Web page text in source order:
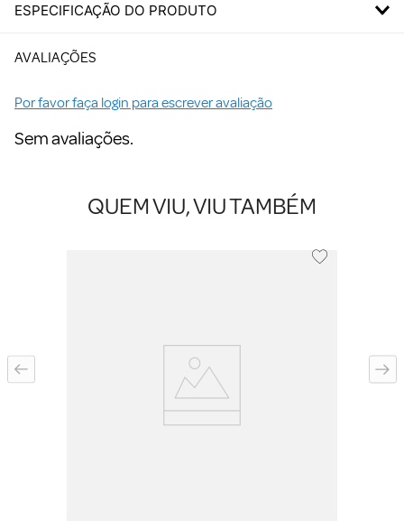
ESPECIFICAÇÃO DO PRODUTO
AVALIAÇÕES
Por favor faça login para escrever avaliação
Sem avaliações.
QUEM VIU, VIU TAMBÉM